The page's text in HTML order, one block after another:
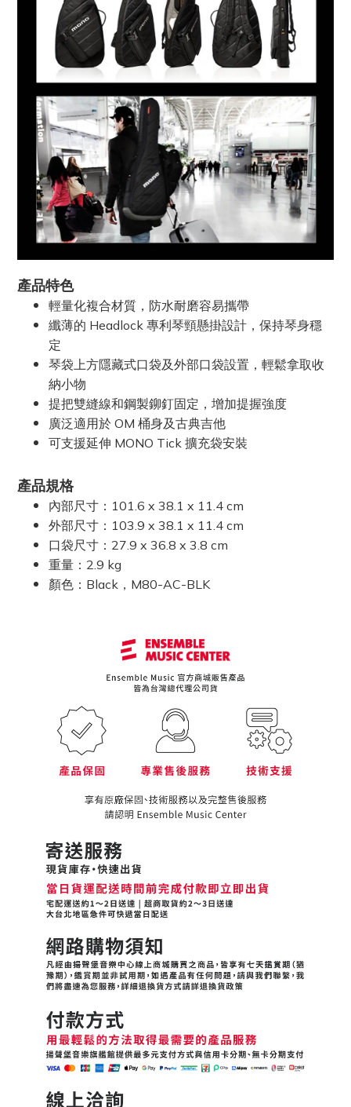
產品特色
輕量化複合材質，防水耐磨容易攜帶
纖薄的 Headlock 專利琴頸懸掛設計，保持琴身穩
定
琴袋上方隱藏式口袋及外部口袋設置，輕鬆拿取收
納小物
提把雙縫線和鋼製鉚釘固定，增加提握強度
廣泛適用於 OM 桶身及古典吉他
可支援延伸 MONO Tick 擴充袋安裝
產品規格
內部尺寸：101.6 x 38.1 x 11.4 cm
外部尺寸：103.9 x 38.1 x 11.4 cm
口袋尺寸：27.9 x 36.8 x 3.8 cm
重量：2.9 kg
顏色：Black，M80-AC-BLK